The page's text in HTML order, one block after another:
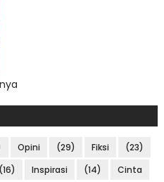
Opini (29) Fiksi
(23)
(16) Inspirasi (14)
Cinta